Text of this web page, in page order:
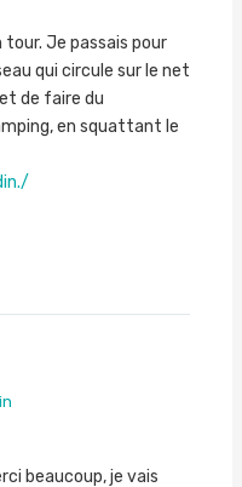
tour. Je passais pour
qui circule sur le net
de faire du
en squattant le
beaucoup, je vais